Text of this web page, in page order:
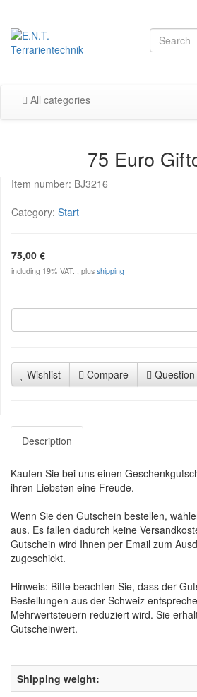
All categories
75 Euro
Item number: BJ3216
Category: Start
75,00 €
including 19% VAT. , plus shipping
Wishlist Compare
Description
Kaufen Sie bei uns einen
ihren Liebsten eine Freude.
Wenn Sie den Gutschein bestellen,
aus. Es fallen dadurch keine
Gutschein wird Ihnen per Email zum
zugeschickt.
Hinweis: Bitte beachten Sie, dass der
Bestellungen aus der Schweiz
Mehrwertsteuern reduziert wird. Sie
Gutscheinwert.
Shipping weight: